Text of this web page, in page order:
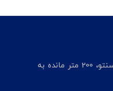
شعبه مرکزی: تبریز، میدان راه آهن، جاده سنتو، 200 متر مانده به